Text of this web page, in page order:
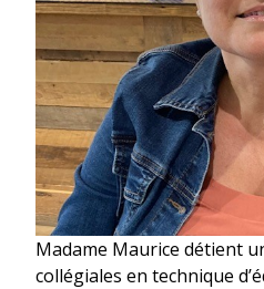
Madame Maurice détient
collégiales en technique